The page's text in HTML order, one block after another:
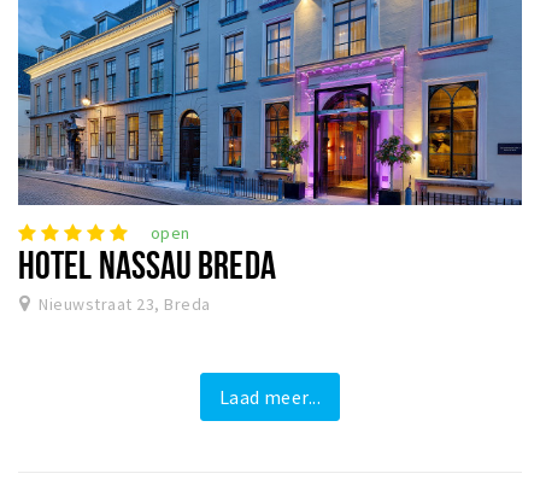
open
HOTEL NASSAU BREDA
Nieuwstraat 23, Breda
Laad meer...